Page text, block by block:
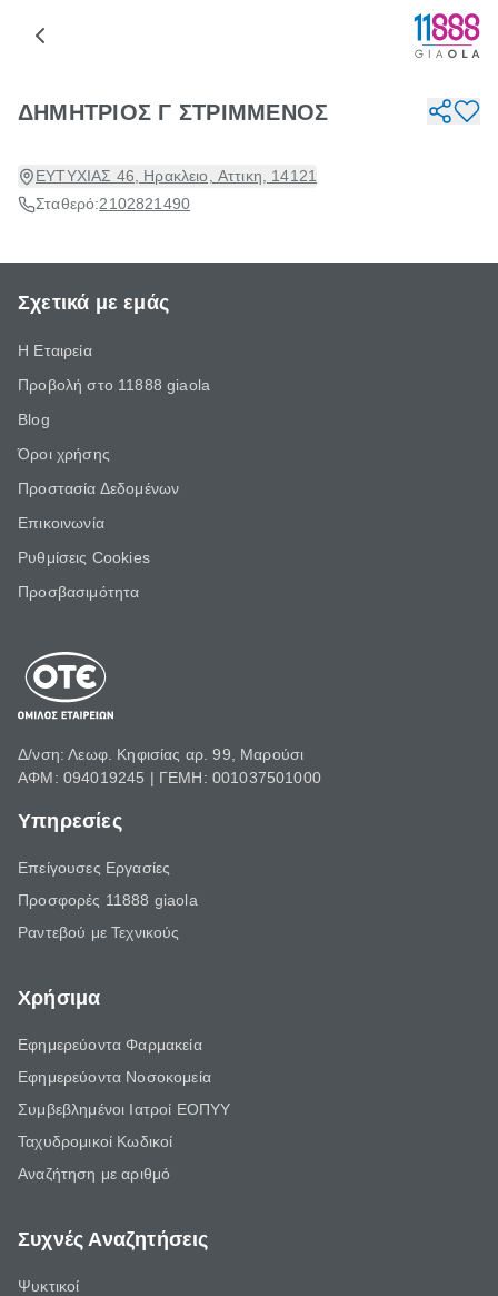
ΔΗΜΗΤΡΙΟΣ Γ ΣΤΡΙΜΜΕΝΟΣ
ΕΥΤΥΧΙΑΣ 46, Ηρακλειο, Αττικη, 14121
Σταθερό:2102821490
Σχετικά με εμάς
Η Εταιρεία
Προβολή στο 11888 giaola
Blog
Όροι χρήσης
Προστασία Δεδομένων
Επικοινωνία
Ρυθμίσεις Cookies
Προσβασιμότητα
Δ/νση: Λεωφ. Κηφισίας αρ. 99, Μαρούσι
ΑΦΜ: 094019245 | ΓΕΜΗ: 001037501000
Υπηρεσίες
Επείγουσες Εργασίες
Προσφορές 11888 giaola
Ραντεβού με Τεχνικούς
Χρήσιμα
Εφημερεύοντα Φαρμακεία
Εφημερεύοντα Νοσοκομεία
Συμβεβλημένοι Ιατροί ΕΟΠΥΥ
Ταχυδρομικοί Κωδικοί
Αναζήτηση με αριθμό
Συχνές Αναζητήσεις
Ψυκτικοί